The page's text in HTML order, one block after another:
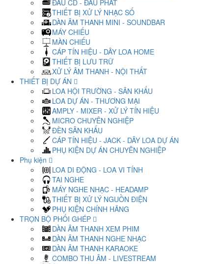
ĐẦU CD - ĐẦU PHÁT
THIẾT BỊ XỬ LÝ NHẠC SỐ
DÀN ÂM THANH MINI - SOUNDBAR
MÁY CHIẾU
MÀN CHIẾU
CÁP TÍN HIỆU - DÂY LOA HOME
THIẾT BỊ LƯU TRỮ
XỬ LÝ ÂM THANH - NỘI THẤT
THIẾT BỊ DỰ ÁN
LOA HỘI TRƯỜNG - SÂN KHẤU
LOA DỰ ÁN - THƯƠNG MẠI
AMPLY - MIXER - XỬ LÝ TÍN HIỆU
MICRO CHUYÊN NGHIỆP
ĐÈN SÂN KHẤU
CÁP TÍN HIỆU - JACK - DÂY LOA DỰ ÁN
PHỤ KIỆN DỰ ÁN CHUYÊN NGHIỆP
Phụ kiện
LOA DI ĐỘNG - LOA VI TÍNH
TAI NGHE
MÁY NGHE NHẠC - HEADAMP
THIẾT BỊ XỬ LÝ NGUỒN ĐIỆN
PHỤ KIỆN CHÍNH HÃNG
TRỌN BỘ PHỐI GHÉP
DÀN ÂM THANH XEM PHIM
DÀN ÂM THANH NGHE NHẠC
DÀN ÂM THANH KARAOKE
COMBO THU ÂM - LIVESTREAM